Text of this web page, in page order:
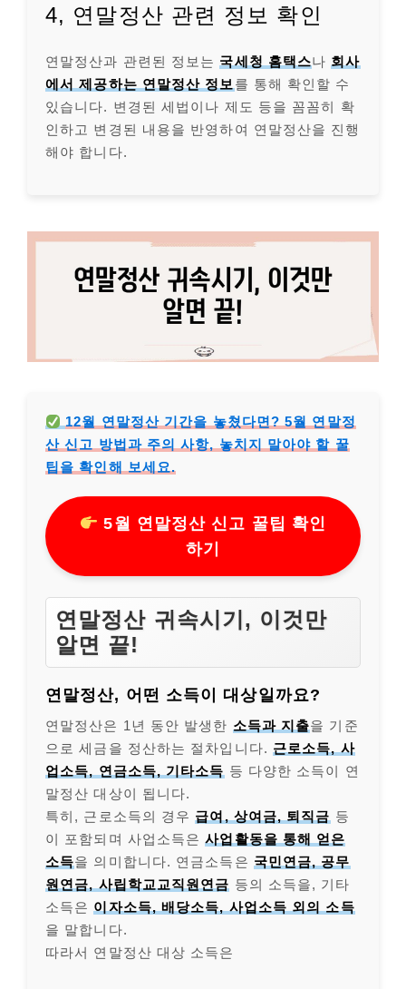
4, 연말정산 관련 정보 확인
연말정산과 관련된 정보는 국세청 홈택스나 회사
에서 제공하는 연말정산 정보 를 통해 확인할 수
있습니다. 변경된 세법이나 제도 등을 꼼꼼히 확
인하고 변경된 내용을 반영하여 연말정산을 진행
해야 합니다.
12월 연말정산 기간을 놓쳤다면? 5월 연말정
산 신고 방법과 주의 사항, 놓치지 말아야 할 꿀
팁을 확인해 보세요.
5월 연말정산 신고 꿀팁 확인
하기
연말정산 귀속시기, 이것만
알면 끝!
연말정산, 어떤 소득이 대상일까요?
연말정산은 1년 동안 발생한 소득과 지출을 기준
으로 세금을 정산하는 절차입니다. 근로소득, 사
업소득, 연금소득, 기타소득 등 다양한 소득이 연
말정산 대상이 됩니다.
특히, 근로소득의 경우 급여, 상여금, 퇴직금 등
이 포함되며 사업소득은사업활동을 통해 얻은
소득을 의미합니다. 연금소득은 국민연금, 공무
원연금, 사립학교교직원연금 등의 소득을, 기타
소득은 이자소득, 배당소득, 사업소득 외의 소득
을 말합니다.
따라서 연말정산 대상 소득은